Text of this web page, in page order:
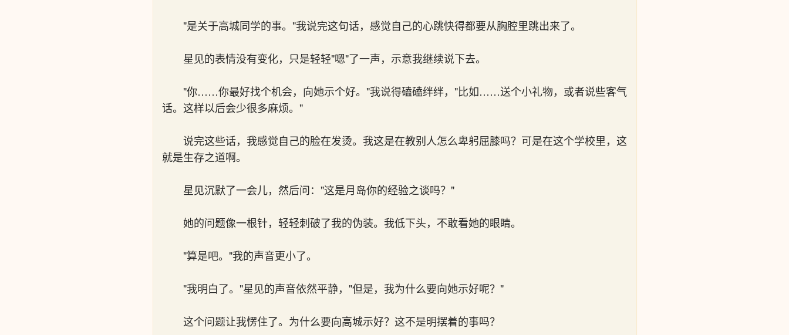
"是关于高城同学的事。"我说完这句话，感觉自己的心跳快得都要从胸腔里跳出来了。
星见的表情没有变化，只是轻轻"嗯"了一声，示意我继续说下去。
"你……你最好找个机会，向她示个好。"我说得磕磕绊绊，"比如……送个小礼物，或者说些客气
话。这样以后会少很多麻烦。"
说完这些话，我感觉自己的脸在发烫。我这是在教别人怎么卑躬屈膝吗？可是在这个学校里，这
就是生存之道啊。
星见沉默了一会儿，然后问："这是月岛你的经验之谈吗？"
她的问题像一根针，轻轻刺破了我的伪装。我低下头，不敢看她的眼睛。
"算是吧。"我的声音更小了。
"我明白了。"星见的声音依然平静，"但是，我为什么要向她示好呢？"
这个问题让我愣住了。为什么要向高城示好？这不是明摆着的事吗？